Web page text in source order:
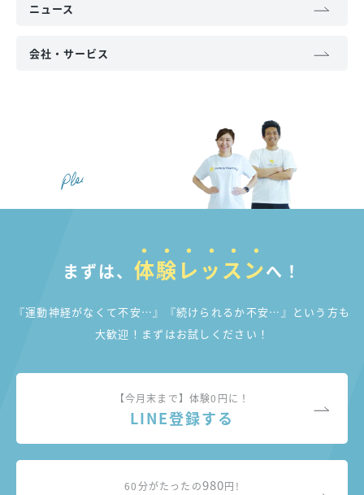
ニュース
会社・サービス
まずは、 体験レッスンへ！
『運動神経がなくて不安…』『続けられるか不安…』 という方も
大歓迎！まずはお試しください！
【今月末まで】体験0円に！
LINE登録する
60分がたったの980円!